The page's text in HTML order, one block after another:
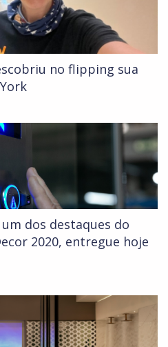
no flipping sua
dos destaques do
2020, entregue hoje